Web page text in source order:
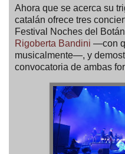
Ahora que se acerca su
catalán ofrece tres
Festival Noches del
Rigoberta Bandini —con
musicalmente—, y
convocatoria de ambas